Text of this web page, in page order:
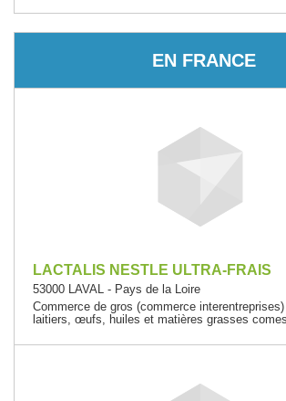
EN FRANCE
LACTALIS NESTLE ULTRA-FRAIS
53000 LAVAL - Pays de la Loire
Commerce de gros (commerce
laitiers, œufs, huiles et matières grasses